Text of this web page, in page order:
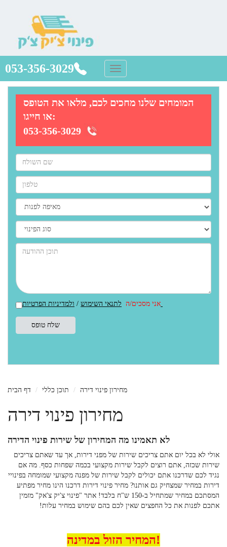
053-356-3029
המומחים שלנו מחכים לכם, מלאו את הטופס
או חייגו:
053-356-3029
אני מסכים/ה לתנאי השימוש /
דף הבית תוכן כללי מחירון פינוי דירה
מחירון פינוי דירה
לא תאמינו מה המחירון של שירות פינוי הדירה
אולי לא בכל יום אתם צריכים שירות של מפני דירות, אך עד שאתם צריכים
שירות שכזה, אתם רוצים לקבל שירות מקצועי בכמה שפחות כסף. מה אם
נגיד לכם שדרכנו אתם יכולים לקבל שירות של מפנה מקצועי שמומחה בפינויי
דירות במחיר שמצחיק גם אותנו? מחיר פינוי דירות דרכנו הינו מחיר מפתיע
המסתכם במחיר שמתחיל ב-150 ש"ח בלבד! אתר "פינוי צ'יק צ'אק" מזמין
אתכם לפנות את כל החפצים שאין לכם בהם שימוש במחיר עלות!
המחיר הזול במדינה!